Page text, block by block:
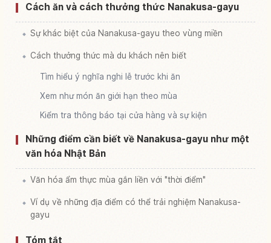
Cách ăn và cách thưởng thức Nanakusa-gayu
Sự khác biệt của Nanakusa-gayu theo vùng miền
Cách thưởng thức mà du khách nên biết
Tìm hiểu ý nghĩa nghi lễ trước khi ăn
Xem như món ăn giới hạn theo mùa
Kiểm tra thông báo tại cửa hàng và sự kiện
Những điểm cần biết về Nanakusa-gayu như một
văn hóa Nhật Bản
Văn hóa ẩm thực mùa gắn liền với "thời điểm"
Ví dụ về những địa điểm có thể trải nghiệm Nanakusa-
gayu
Tóm tắt